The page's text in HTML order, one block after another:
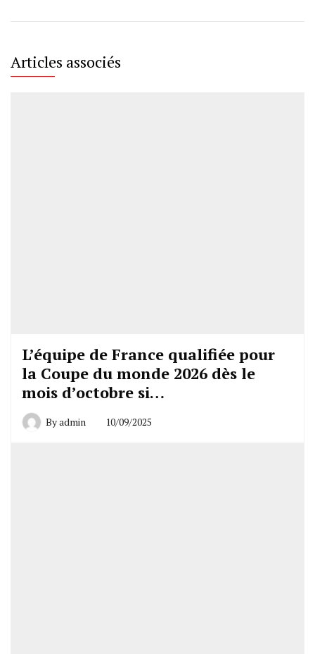
Articles associés
L’équipe de France qualifiée pour
la Coupe du monde 2026 dès le
mois d’octobre si…
Byadmin 10/09/2025